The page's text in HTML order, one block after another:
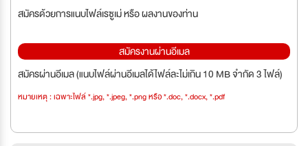
สมัครด้วยการแนบไฟล์เรซูเม่ หรือ ผลงานของท่าน
สมัครงานผ่านอีเมล
สมัครผ่านอีเมล (แนบไฟล์ผ่านอีเมลได้ไฟล์ละไม่เกิน 10 MB จำกัด 3 ไฟล์)
หมายเหตุ : เฉพาะไฟล์ *.jpg, *.jpeg, *.png หรือ *.doc, *.docx, *.pdf